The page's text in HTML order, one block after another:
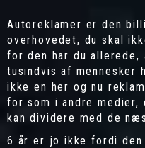
Autoreklamer er den
overhovedet, du skal
for den har du allerede,
tusindvis af mennesker
ikke en her og nu
for som i andre medier,
kan dividere med de
6 år er jo ikke fordi